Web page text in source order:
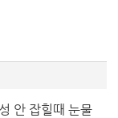
안 잡힐때 눈물